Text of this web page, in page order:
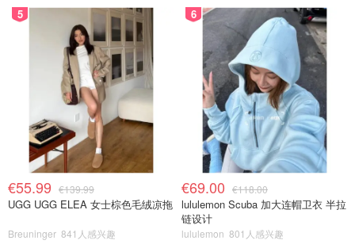
5
€55.99 €139.99
UGG UGG ELEA 女士棕色毛绒凉拖
Breuninger 841人感兴趣
6
€69.00 €118.00
lululemon Scuba 加大连帽卫衣 半拉
链设计
lululemon 801人感兴趣